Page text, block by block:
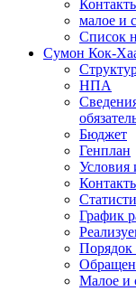
малое и
Список
Сумон Кок-
НПА
Бюджет
Генплан
Условия
График
Порядок
Малое и